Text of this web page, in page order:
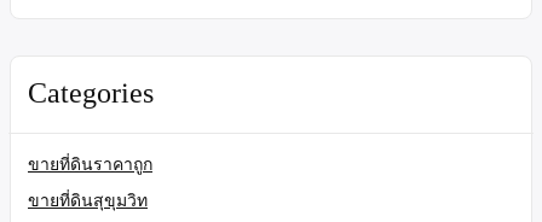
Categories
ขายที่ดินราคาถูก
ขายที่ดินสุขุมวิท